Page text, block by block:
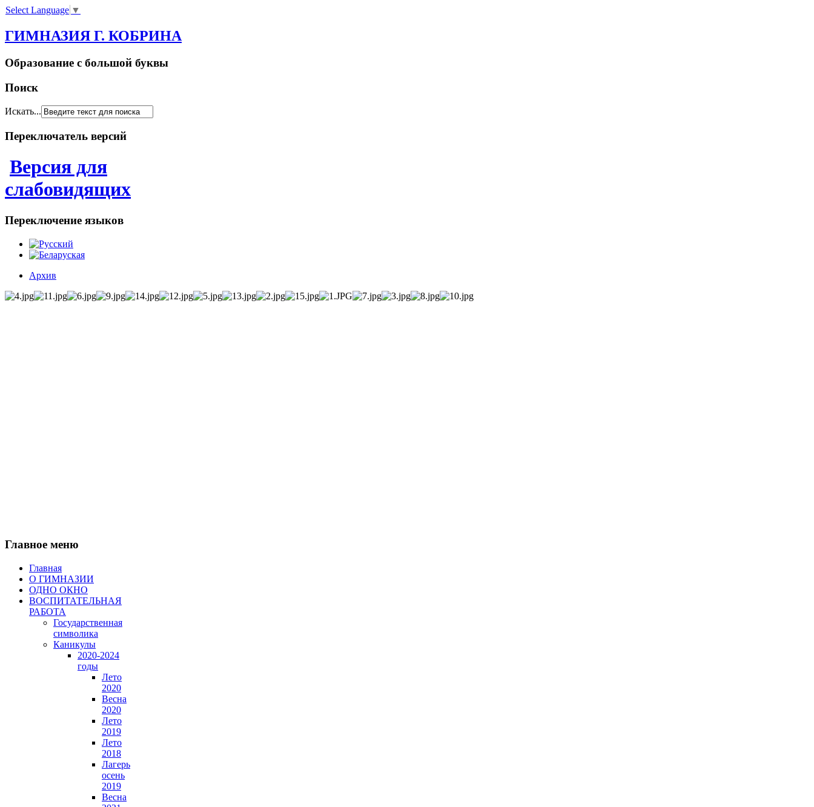
Select Language ▼
ГИМНАЗИЯ Г. КОБРИНА
Образование с большой буквы
Поиск
Искать...
Переключатель версий
Версия для
слабовидящих
Переключение языков
Архив
Главное меню
Главная
О ГИМНАЗИИ
ОДНО ОКНО
ВОСПИТАТЕЛЬНАЯ
РАБОТА
Государственная
символика
Каникулы
2020-2024
годы
Лето
2020
Весна
2020
Лето
2019
Лето
2018
Лагерь
осень
2019
Весна